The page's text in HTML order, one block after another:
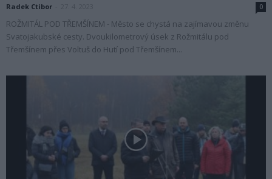
Radek Ctibor 0
ROŽMITÁL POD TŘEMŠÍNEM - Město se chystá na zajímavou změnu
Svatojakubské cesty. Dvoukilometrový úsek z Rožmitálu pod
Třemšínem přes Voltuš do Hutí pod Třemšínem...